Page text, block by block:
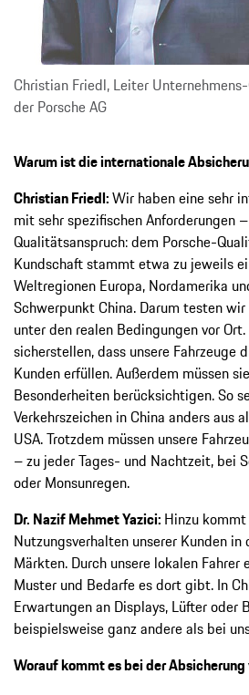
Christian Friedl, Leiter
der Porsche AG
Warum ist die internationale
Christian Friedl:Wir haben eine sehr
mit sehr spezifischen Anforderungen
Qualitätsanspruch: dem Porsche-
Kundschaft stammt etwa zu jeweils
Weltregionen Europa, Nordamerika
Schwerpunkt China. Darum testen
unter den realen Bedingungen vor
sicherstellen, dass unsere Fahrzeuge
Kunden erfüllen. Außerdem müssen
Besonderheiten berücksichtigen. So
Verkehrszeichen in China anders aus
USA. Trotzdem müssen unsere
– zu jeder Tages- und Nachtzeit, bei
oder Monsunregen.
Dr. Nazif Mehmet Yazici: Hinzu
Nutzungsverhalten unserer Kunden
Märkten. Durch unsere lokalen Fahrer
Muster und Bedarfe es dort gibt. In
Erwartungen an Displays, Lüfter oder
beispielsweise ganz andere als bei
Worauf kommt es bei der Absicherung